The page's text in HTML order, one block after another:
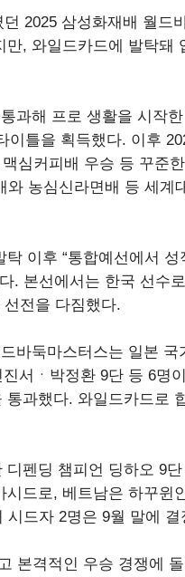
2025 삼성화재배 월드
만, 와일드카드에 발탁돼
과해 프로 생활을 시작
이틀을 획득했다. 이후
심커피배 우승 등 꾸준
와 농심신라면배 등 세계
이후 “통합예선에서
. 본선에서는 한국 선수
선전을 다짐했다.
바둑마스터스는 일본
서ㆍ박정환 9단 등 6명
통과했다. 와일드카드로
디펜딩 챔피언 딩하오 9
드로, 베트남은 하꾸윈
시드자 2명은 9월 말에 결
본격적인 우승 경쟁에